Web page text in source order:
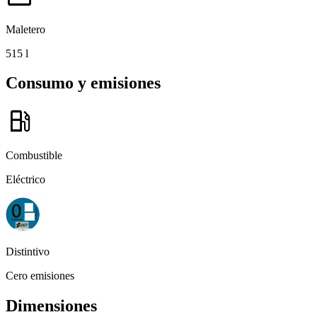
Maletero
515 l
Consumo y emisiones
local_gas_station
Combustible
Eléctrico
Distintivo
Cero emisiones
Dimensiones